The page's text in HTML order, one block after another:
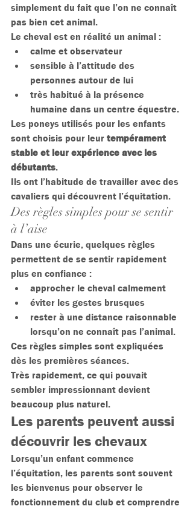
simplement du fait que l’on ne connaît
pas bien cet animal.
Le cheval est en réalité un animal :
calme et observateur
sensible à l’attitude des
personnes autour de lui
très habitué à la présence
humaine dans un centre équestre.
Les poneys utilisés pour les enfants
sont choisis pour leur tempérament
stable et leur expérience avec les
débutants.
Ils ont l’habitude de travailler avec des
cavaliers qui découvrent l’équitation.
Des règles simples pour se sentir
à l’aise
Dans une écurie, quelques règles
permettent de se sentir rapidement
plus en confiance :
approcher le cheval calmement
éviter les gestes brusques
rester à une distance raisonnable
lorsqu’on ne connaît pas l’animal.
Ces règles simples sont expliquées
dès les premières séances.
Très rapidement, ce qui pouvait
sembler impressionnant devient
beaucoup plus naturel.
Les parents peuvent aussi
découvrir les chevaux
Lorsqu’un enfant commence
l’équitation, les parents sont souvent
les bienvenus pour observer le
fonctionnement du club et comprendre